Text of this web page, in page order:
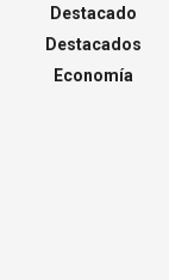
Destacado
Destacados
Economía